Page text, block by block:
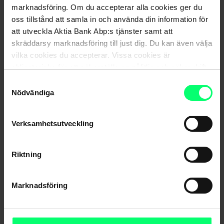
marknadsföring. Om du accepterar alla cookies ger du
oss tillstånd att samla in och använda din information för
att utveckla Aktia Bank Abp:s tjänster samt att
skräddarsy marknadsföring till just dig. Du kan även välja
vilka cookies du accepterar. Vissa cookies är
Nödvändiga
Verksamhetsutveckling
Riktning
Marknadsföring